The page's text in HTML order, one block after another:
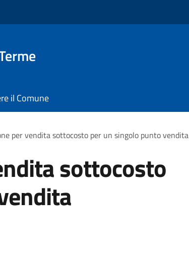
il Comune
per vendita sottocosto per un singolo punto vendita
sottocosto